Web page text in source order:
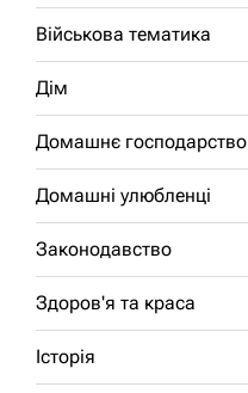
Військова тематика
Дім
Домашнє господарство
Домашні улюбленці
Законодавство
Здоров'я та краса
Історія